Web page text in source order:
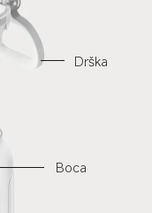
Drška
Boca